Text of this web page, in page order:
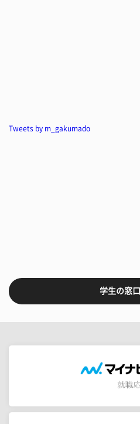
Tweets by m_gakumado
学生の窓